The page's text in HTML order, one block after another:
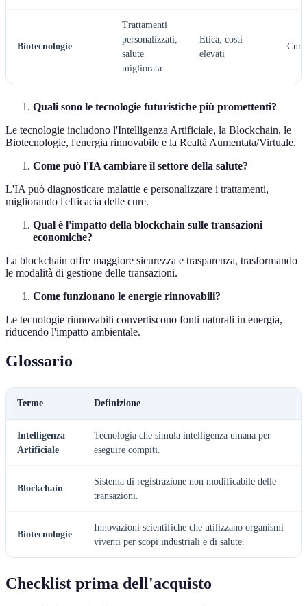
Biotecnologie
Trattamenti
personalizzati,
salute
migliorata
Etica, costi
elevati
Quali sono le tecnologie futuristiche più promettenti?
Le tecnologie includono l'Intelligenza Artificiale, la Blockchain, le
Biotecnologie, l'energia rinnovabile e la Realtà Aumentata/Virtuale.
Come può l'IA cambiare il settore della salute?
L'IA può diagnosticare malattie e personalizzare i trattamenti,
migliorando l'efficacia delle cure.
Qual è l'impatto della blockchain sulle transazioni
economiche?
La blockchain offre maggiore sicurezza e trasparenza, trasformando
le modalità di gestione delle transazioni.
Come funzionano le energie rinnovabili?
Le tecnologie rinnovabili convertiscono fonti naturali in energia,
riducendo l'impatto ambientale.
Glossario
Terme Definizione
Intelligenza
Artificiale
Tecnologia che simula intelligenza umana per
eseguire compiti.
Blockchain
Sistema di registrazione non modificabile delle
transazioni.
Biotecnologie
Innovazioni scientifiche che utilizzano organismi
viventi per scopi industriali e di salute.
Checklist prima dell'acquisto